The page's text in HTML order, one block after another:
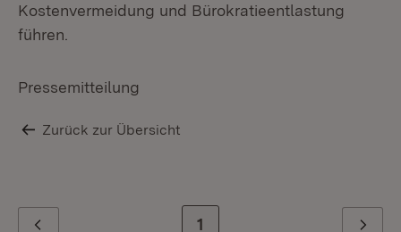
Kostenvermeidung und Bürokratieentlastung
führen.
Pressemitteilung
Zurück zur Übersicht
Zur letzten Seite
1